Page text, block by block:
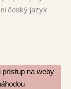
český jazyk
prístup na weby